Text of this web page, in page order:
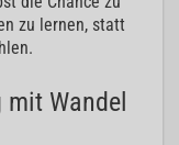
zu lernen, statt
Wandel